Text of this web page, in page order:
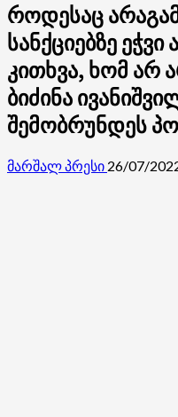
როდესაც
სანქციებზე
კითხვა, ხომ არ
ბიძინა
შემობრუნდეს
მარშალ პრესი 26/07/